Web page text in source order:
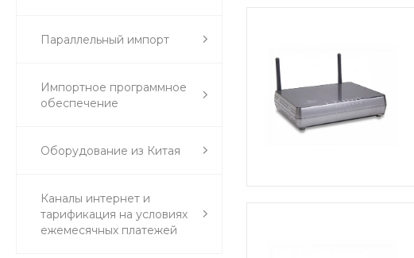
Параллельный импорт
Импортное программное
обеспечение
Оборудование из Китая
Каналы интернет и
тарификация на условиях
ежемесячных платежей